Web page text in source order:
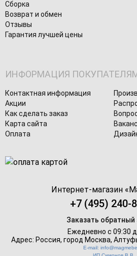
Сборка
Возврат и обмен
Отзывы
Гарантия лучшей цены
ИНФОРМАЦИЯ
Контактная информация
Акции
Как сделать заказ
Карта сайта
Оплата
Интернет-магазин «
+7 (495) 240-
Заказать обратный
Ежедневно с 09:30
Адрес: Россия, город Москва,
E-mail: